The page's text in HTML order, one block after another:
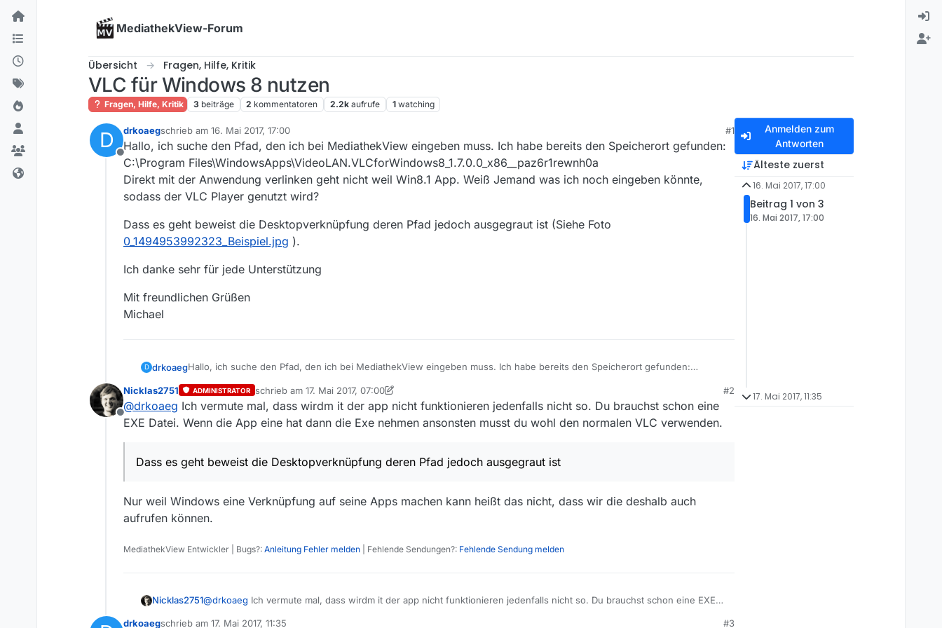
Skip to content
MediathekView-Forum
Übersicht Fragen, Hilfe, Kritik
VLC für Windows 8 nutzen
Fragen, Hilfe, Kritik 3 beiträge 2 kommentatoren 2.2k aufrufe 1 watching
D
Offline
drkoaegschrieb am 16. Mai 2017, 17:00
zuletzt editiert von
#1
Hallo, ich suche den Pfad, den ich bei MediathekView eingeben muss. Ich habe bereits den Speicherort gefunden:
C:\Program Files\WindowsApps\VideoLAN.VLCforWindows8_1.7.0.0_x86__paz6r1rewnh0a
Direkt mit der Anwendung verlinken geht nicht weil Win8.1 App. Weiß Jemand was ich noch eingeben könnte,
sodass der VLC Player genutzt wird?
Dass es geht beweist die Desktopverknüpfung deren Pfad jedoch ausgegraut ist (Siehe Foto
0_1494953992323_Beispiel.jpg ).
Ich danke sehr für jede Unterstützung
Mit freundlichen Grüßen
Michael
D drkoaegHallo, ich suche den Pfad, den ich bei MediathekView eingeben muss. Ich habe bereits den Speicherort gefunden:
Direkt mit der Anwendung verlinken geht nicht weil Win8.1 App. Weiß Jemand was ich noch eingeben könnte, sodass der
VLC Player genutzt wird?
Dass es geht beweist die Desktopverknüpfung deren Pfad jedoch ausgegraut ist (Siehe Foto
0_1494953992323_Beispiel.jpg).
Ich danke sehr für jede Unterstützung
Michael
Offline
Nicklas2751 ADMINISTRATOR schrieb am 17. Mai 2017, 07:00
zuletzt editiert von Nicklas2751
#2
@drkoaeg Ich vermute mal, dass wirdm it der app nicht funktionieren jedenfalls nicht so. Du brauchst schon eine
EXE Datei. Wenn die App eine hat dann die Exe nehmen ansonsten musst du wohl den normalen VLC verwenden.
Dass es geht beweist die Desktopverknüpfung deren Pfad jedoch ausgegraut ist
Nur weil Windows eine Verknüpfung auf seine Apps machen kann heißt das nicht, dass wir die deshalb auch
aufrufen können.
MediathekView Entwickler | Bugs?: Anleitung Fehler melden | Fehlende Sendungen?: Fehlende Sendung melden
Nicklas2751@drkoaeg Ich vermute mal, dass wirdm it der app nicht funktionieren jedenfalls nicht so. Du brauchst schon eine EXE
drkoaegschrieb am 17. Mai 2017, 11:35 #3
Anmelden zum
Antworten
Älteste zuerst
16. Mai 2017, 17:00
Beitrag 1 von 3
16. Mai 2017, 17:00
17. Mai 2017, 11:35